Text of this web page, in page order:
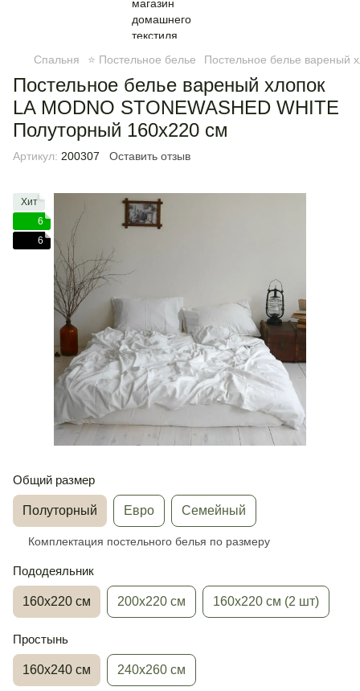
Спальня ⭐ Постельное белье Постельное белье вареный
Постельное белье вареный хлопок
LA MODNO STONEWASHED WHITE
Полуторный 160х220 см
Артикул: 200307 Оставить отзыв
Хит
6
6
Общий размер
Полуторный Евро Семейный
Комплектация постельного белья по размеру
Пододеяльник
160х220 см 200х220 см 160х220 см (2 шт)
Простынь
160х240 см 240х260 см